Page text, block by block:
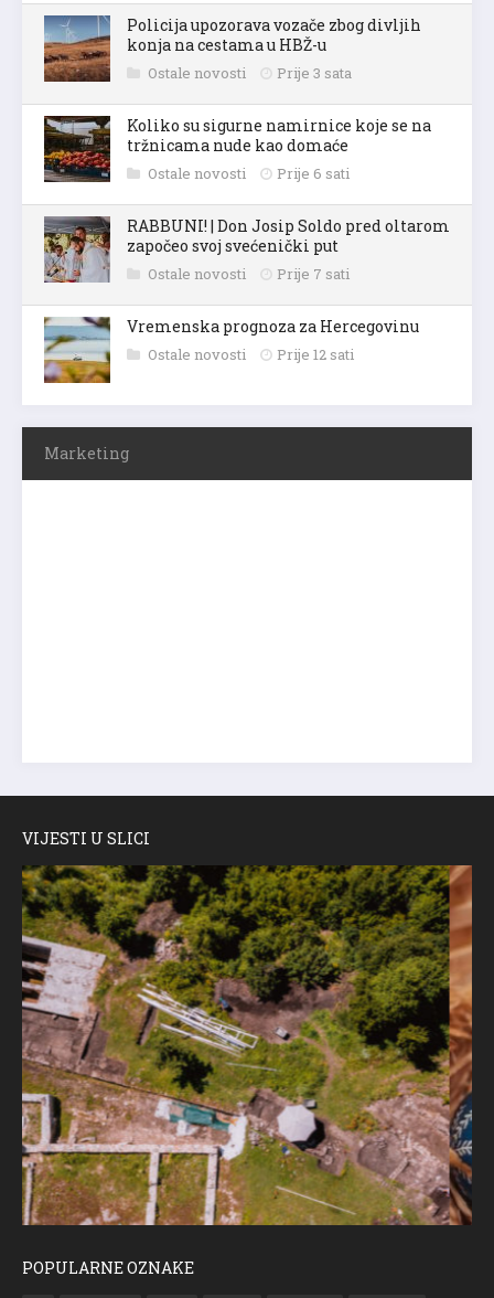
Policija upozorava vozače zbog divljih
konja na cestama u HBŽ-u
Ostale novosti Prije 3 sata
Koliko su sigurne namirnice koje se na
tržnicama nude kao domaće
Ostale novosti Prije 6 sati
RABBUNI! | Don Josip Soldo pred oltarom
započeo svoj svećenički put
Ostale novosti Prije 7 sati
Vremenska prognoza za Hercegovinu
Ostale novosti Prije 12 sati
Marketing
VIJESTI U SLICI
POPULARNE OZNAKE